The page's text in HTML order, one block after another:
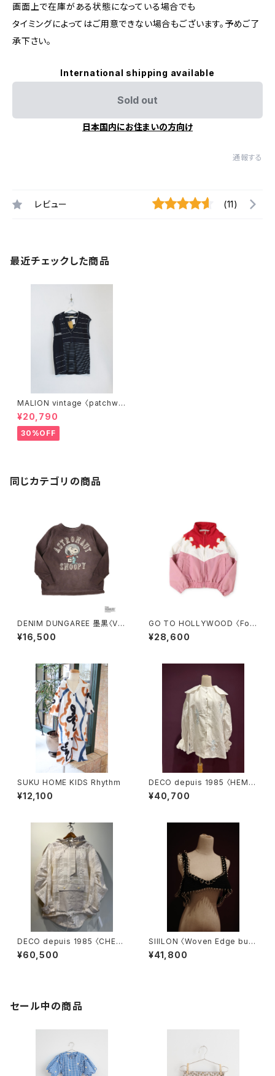
画面上で在庫がある状態になっている場合でも
タイミングによってはご用意できない場合もございます。予めご了
承下さい。
International shipping available
Sold out
日本国内にお住まいの方向け
通報する
レビュー (11)
最近チェックした商品
MALION vintage 〈patchwo
rk border vest〉
¥20,790
30%OFF
同じカテゴリの商品
DENIM DUNGAREE 墨黒〈Vin
tage Cotton Jersey SNOO
PY ASTRONAUT Tee〉
¥16,500
GO TO HOLLYWOOD 〈Folk
lore Nylon Jacket〉RED
¥28,600
SUKU HOME KIDS Rhythm
¥12,100
DECO depuis 1985 〈HEMP
COTTON LACE SHIRTS〉
¥40,700
DECO depuis 1985 〈CHEC
K JQ JUMPER〉
¥60,500
SIIILON 〈Woven Edge bust
ier〉
¥41,800
セール中の商品